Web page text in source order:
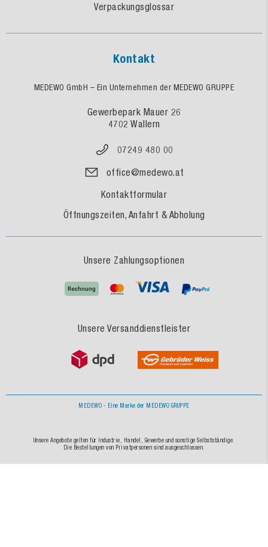
Verpackungsglossar
Kontakt
MEDEWO GmbH – Ein Unternehmen der MEDEWO GRUPPE
Gewerbepark Mauer 26
4702 Wallern
07249 480 00
office@medewo.at
Kontaktformular
Öffnungszeiten, Anfahrt & Abholung
Unsere Zahlungsoptionen
Unsere Versanddienstleister
MEDEWO - Eine Marke der MEDEWO GRUPPE
Unsere Angebote gelten für Industrie, Handel, Gewerbe und sonstige Selbstständige.
Die Bestellungen von Privatpersonen sind ausgeschlossen.